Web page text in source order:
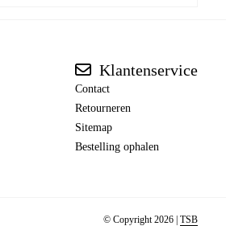
Klantenservice
Contact
Retourneren
Sitemap
Bestelling ophalen
© Copyright 2026 | TSB